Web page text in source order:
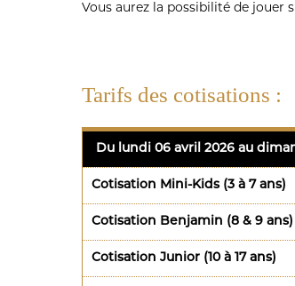
Vous aurez la possibilité de jouer
Tarifs des cotisations :
Du lundi 06 avril 2026 au
Cotisation Mini-Kids (3 à 7 ans)
Cotisation Benjamin (8 & 9 ans)
Cotisation Junior (10 à 17 ans)